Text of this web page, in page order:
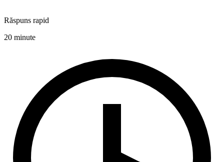
Răspuns rapid
20 minute